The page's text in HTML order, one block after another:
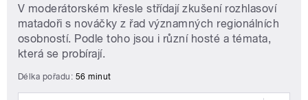
V moderátorském křesle střídají zkušení rozhlasoví
matadoři s nováčky z řad významných regionálních
osobností. Podle toho jsou i různí hosté a témata,
která se probírají.
Délka pořadu: 56 minut